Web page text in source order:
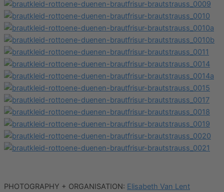
PHOTOGRAPHY + ORGANISATION: Elisabeth Van Lent